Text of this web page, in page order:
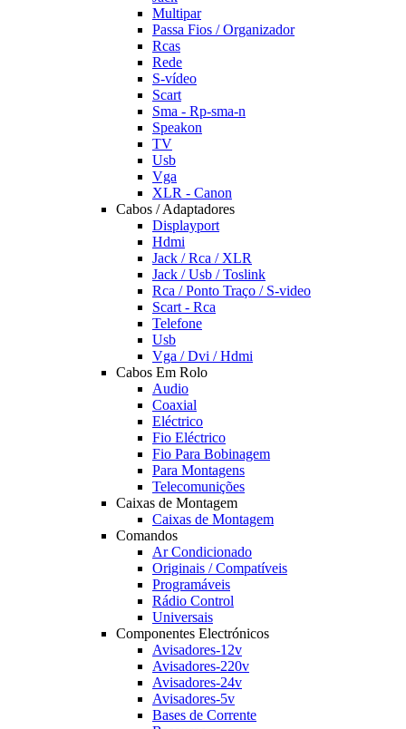
Multipar
Passa Fios / Organizador
Rcas
Rede
S-vídeo
Scart
Sma - Rp-sma-n
Speakon
TV
Usb
Vga
XLR - Canon
Cabos / Adaptadores
Displayport
Hdmi
Jack / Rca / XLR
Jack / Usb / Toslink
Rca / Ponto Traço / S-video
Scart - Rca
Telefone
Usb
Vga / Dvi / Hdmi
Cabos Em Rolo
Audio
Coaxial
Eléctrico
Fio Eléctrico
Fio Para Bobinagem
Para Montagens
Telecomunições
Caixas de Montagem
Caixas de Montagem
Comandos
Ar Condicionado
Originais / Compatíveis
Programáveis
Rádio Control
Universais
Componentes Electrónicos
Avisadores-12v
Avisadores-220v
Avisadores-24v
Avisadores-5v
Bases de Corrente